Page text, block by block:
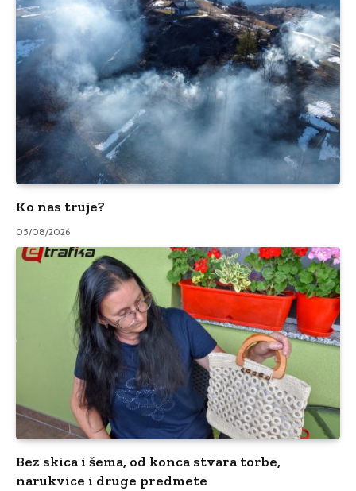
Ko nas truje?
05/08/2026
Bez skica i šema, od konca stvara torbe,
narukvice i druge predmete